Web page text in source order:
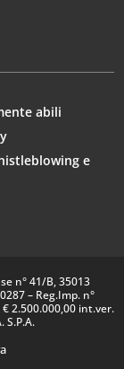
abili
e
n° 41/B, 35013
– Reg.Imp. n°
€ 2.500.000,00 int.ver.
S.P.A.